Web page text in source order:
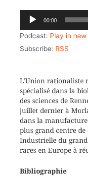
Lecteur
audio
00:00
Podcast: Play in
Subscribe: RSS
L’Union rationaliste
spécialisé dans la
des sciences de
juillet dernier à
dans la manufacture
plus grand centre
Industrielle du grand
rares en Europe à
Bibliographie